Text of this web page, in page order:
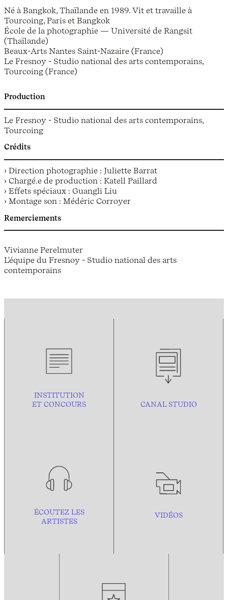
Né à Bangkok, Thaïlande en 1989. Vit et travaille à
Tourcoing, Paris et Bangkok
École de la photographie — Université de Rangsit
(Thaïlande)
Beaux-Arts Nantes Saint-Nazaire (France)
Le Fresnoy - Studio national des arts contemporains,
Tourcoing (France)
Production
Le Fresnoy - Studio national des arts contemporains,
Tourcoing
Crédits
› Direction photographie : Juliette Barrat
› Chargé.e de production : Katell Paillard
› Effets spéciaux : Guangli Liu
› Montage son : Médéric Corroyer
Remerciements
Vivianne Perelmuter
L'équipe du Fresnoy - Studio national des arts
contemporains
INSTITUTION
ET CONCOURS
CANAL STUDIO
ÉCOUTEZ LES
ARTISTES
VIDÉOS